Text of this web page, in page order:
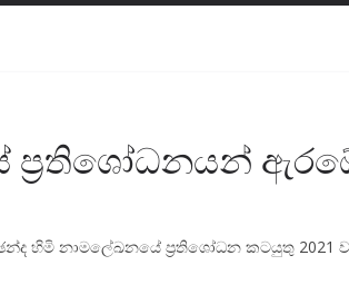
ප්‍රතිශෝධනයන්
හිමි නාමලේඛනයේ ප්‍රතිශෝධන කටයුතු 2021